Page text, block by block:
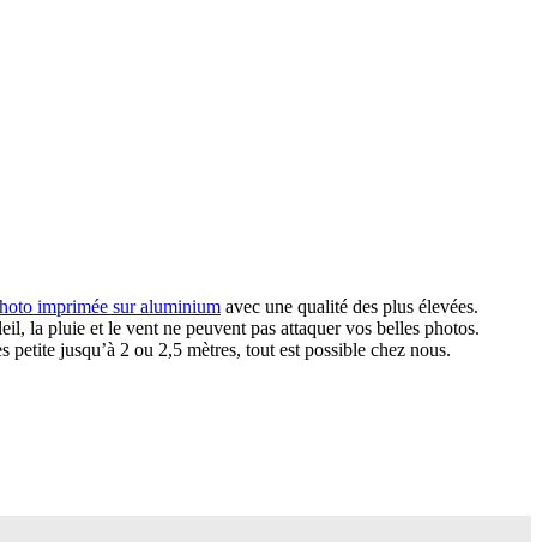
imprimée sur aluminium avec une qualité des plus élevées.
la pluie et le vent ne peuvent pas attaquer vos belles photos.
jusqu’à 2 ou 2,5 mètres, tout est possible chez nous.